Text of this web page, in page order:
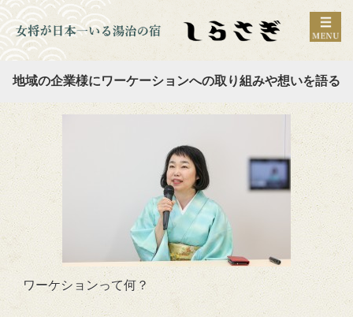
地域の企業様にワーケーションへの取り組みや想いを語る
ワーケションって何？